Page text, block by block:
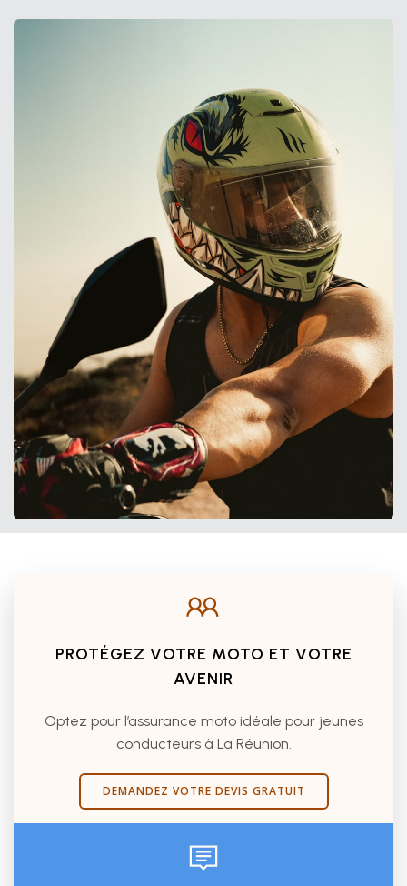
PROTÉGEZ VOTRE MOTO ET VOTRE
AVENIR
Optez pour l’assurance moto idéale pour jeunes
conducteurs à La Réunion.
DEMANDEZ VOTRE DEVIS GRATUIT